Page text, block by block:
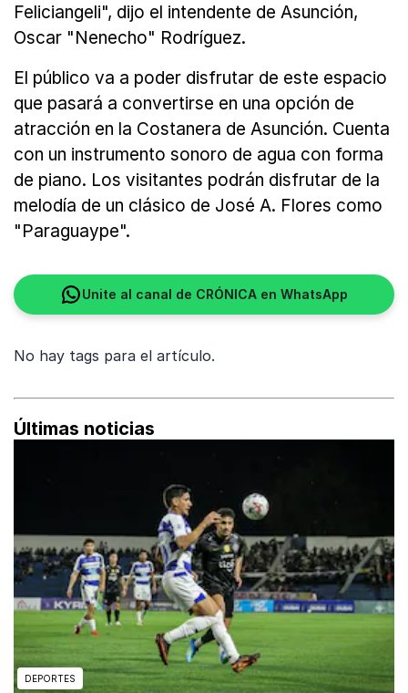
Feliciangeli", dijo el intendente de Asunción,
Oscar "Nenecho" Rodríguez.
El público va a poder disfrutar de este espacio
que pasará a convertirse en una opción de
atracción en la Costanera de Asunción. Cuenta
con un instrumento sonoro de agua con forma
de piano. Los visitantes podrán disfrutar de la
melodía de un clásico de José A. Flores como
"Paraguaype".
Unite al canal de CRÓNICA en WhatsApp
No hay tags para el artículo.
Últimas noticias
DEPORTES